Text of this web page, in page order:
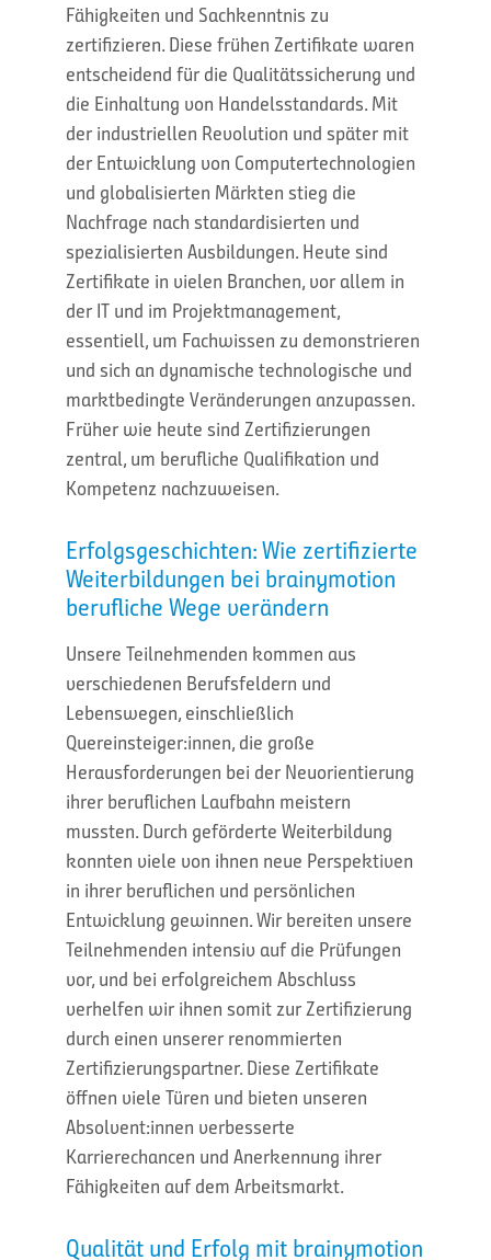
Fähigkeiten und Sachkenntnis zu
zertifizieren. Diese frühen Zertifikate waren
entscheidend für die Qualitätssicherung und
die Einhaltung von Handelsstandards. Mit
der industriellen Revolution und später mit
der Entwicklung von Computertechnologien
und globalisierten Märkten stieg die
Nachfrage nach standardisierten und
spezialisierten Ausbildungen. Heute sind
Zertifikate in vielen Branchen, vor allem in
der IT und im Projektmanagement,
essentiell, um Fachwissen zu demonstrieren
und sich an dynamische technologische und
marktbedingte Veränderungen anzupassen.
Früher wie heute sind Zertifizierungen
zentral, um berufliche Qualifikation und
Kompetenz nachzuweisen.
Erfolgsgeschichten: Wie zertifizierte
Weiterbildungen bei brainymotion
berufliche Wege verändern
Unsere Teilnehmenden kommen aus
verschiedenen Berufsfeldern und
Lebenswegen, einschließlich
Quereinsteiger:innen, die große
Herausforderungen bei der Neuorientierung
ihrer beruflichen Laufbahn meistern
mussten. Durch geförderte Weiterbildung
konnten viele von ihnen neue Perspektiven
in ihrer beruflichen und persönlichen
Entwicklung gewinnen. Wir bereiten unsere
Teilnehmenden intensiv auf die Prüfungen
vor, und bei erfolgreichem Abschluss
verhelfen wir ihnen somit zur Zertifizierung
durch einen unserer renommierten
Zertifizierungspartner. Diese Zertifikate
öffnen viele Türen und bieten unseren
Absolvent:innen verbesserte
Karrierechancen und Anerkennung ihrer
Fähigkeiten auf dem Arbeitsmarkt.
Qualität und Erfolg mit brainymotion